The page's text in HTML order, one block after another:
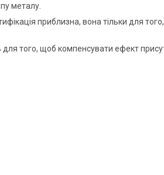
металу.
приблизна, вона тільки для
того, щоб компенсувати ефект